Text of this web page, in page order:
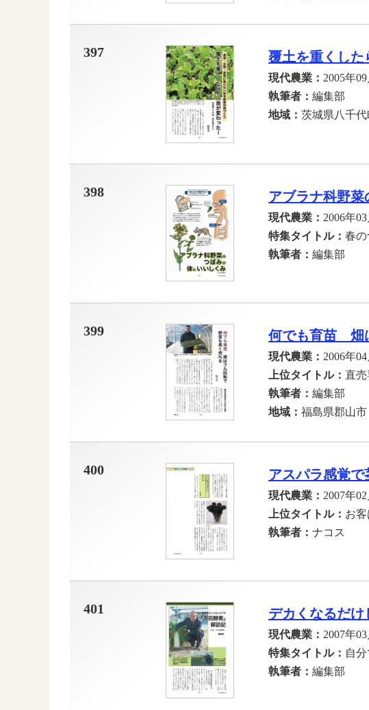
397 覆土を重くした
現代農業： 2005年
執筆者： 編集部
地域： 茨城県八
398 アブラナ科野
現代農業： 2006年
特集タイトル： 春の
執筆者： 編集部
399 何でも育苗 畑
現代農業： 2006年
上位タイトル： 直
執筆者： 編集部
地域： 福島県郡
400 アスパラ感覚
現代農業： 2007年
上位タイトル： お客
執筆者： ナコス
401 デカくなるだ
現代農業： 2007年
特集タイトル： 自
執筆者： 編集部